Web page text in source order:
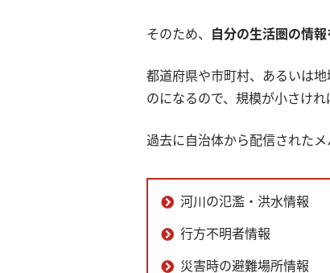
そのため、 自分の生活圏の情
都道府県や市町村、あるいは
のになるので、規模が小さけ
過去に自治体から配信されたメ
河川の氾濫・洪水情報
行方不明者情報
災害時の避難場所情報